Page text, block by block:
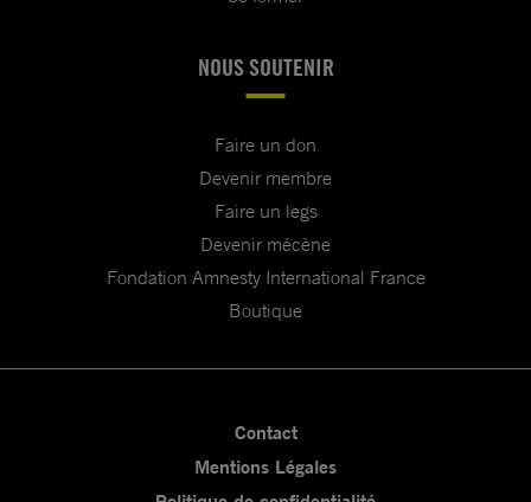
NOUS SOUTENIR
Faire un don
Devenir membre
Faire un legs
Devenir mécène
Fondation Amnesty International France
Boutique
Contact
Mentions Légales